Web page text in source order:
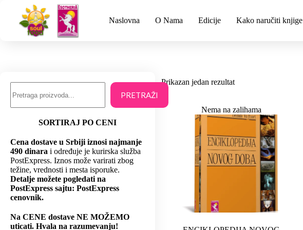
Naslovna O Nama Edicije Kako naručiti knjige
Prikazan jedan rezultat
Nema na zalihama
PRETRAŽI
SORTIRAJ PO CENI
Cena dostave u Srbiji iznosi najmanje
490 dinara i određuje je kurirska služba
PostExpress. Iznos može varirati zbog
težine, vrednosti i mesta isporuke.
Detalje možete pogledati na
PostExpress sajtu: PostExpress
cenovnik.
Na CENE dostave NE MOŽEMO
uticati. Hvala na razumevanju!